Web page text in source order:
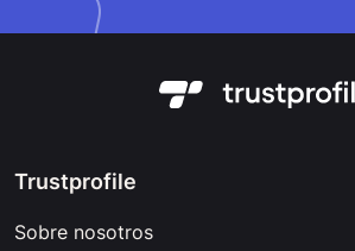
Trustprofile
Sobre nosotros